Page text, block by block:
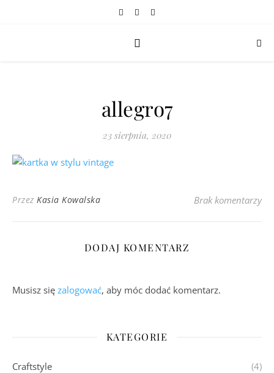
allegro7
23 sierpnia, 2020
Przez Kasia Kowalska Brak komentarzy
DODAJ KOMENTARZ
Musisz się zalogować, aby móc dodać komentarz.
KATEGORIE
Craftstyle (4)